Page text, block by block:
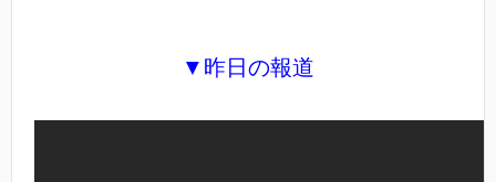
▼昨日の報道